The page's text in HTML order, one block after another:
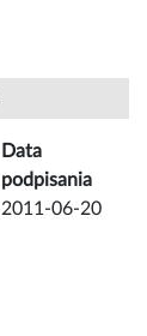
Data
podpisania
2011-06-20